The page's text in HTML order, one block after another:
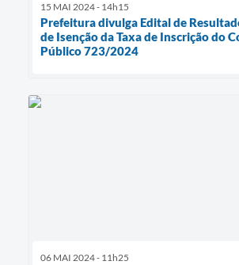
15 MAI 2024 - 14h15
Prefeitura divulga Edital de
de Isenção da Taxa de Inscrição do
Público 723/2024
06 MAI 2024 - 11h25